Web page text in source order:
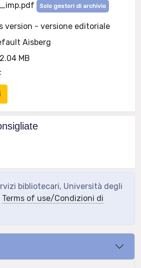
Solo gestori di archivio
version - versione editoriale
Aisberg
MB
bibliotecari, Università degli
Terms of use/Condizioni di